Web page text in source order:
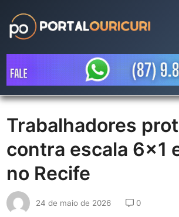
content
Trabalhadores
contra escala 6×1
no Recife
24 de maio de 2026 0